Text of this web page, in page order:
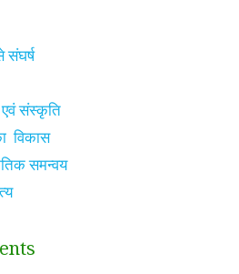
संघर्ष
संस्कृति
विकास
समन्वय